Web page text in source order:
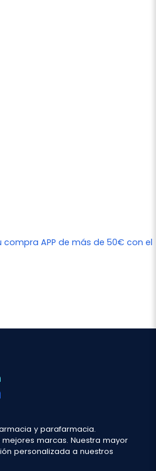
compra APP de más de 50€ con el
y parafarmacia.
marcas. Nuestra mayor
personalizada a nuestros